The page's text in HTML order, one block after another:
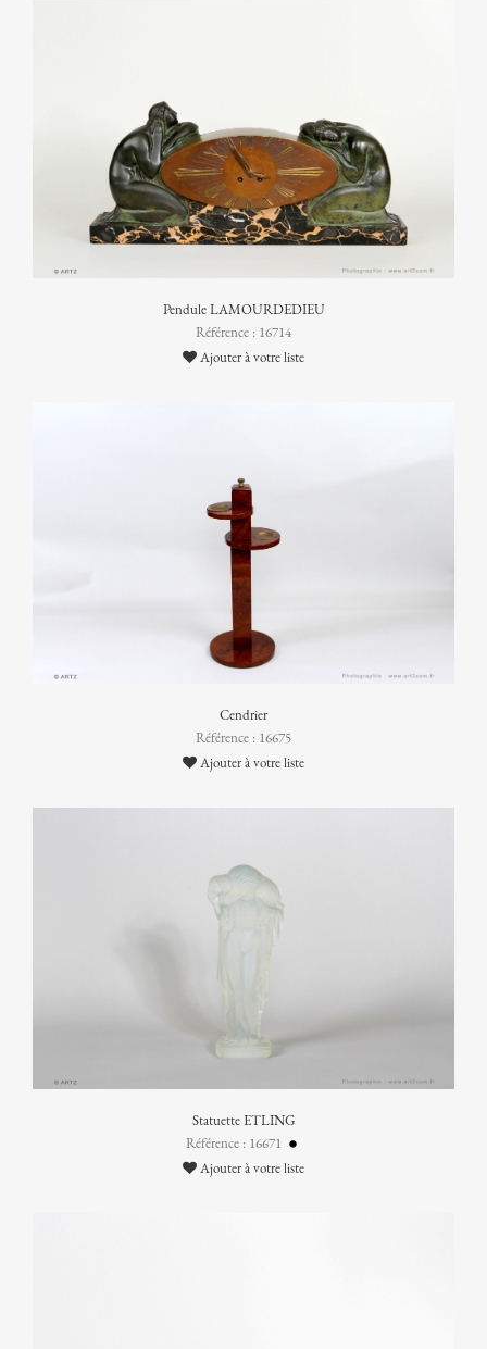
Pendule LAMOURDEDIEU
Référence : 16714
Ajouter à votre liste
Cendrier
Référence : 16675
Ajouter à votre liste
Statuette ETLING
Référence : 16671
Ajouter à votre liste